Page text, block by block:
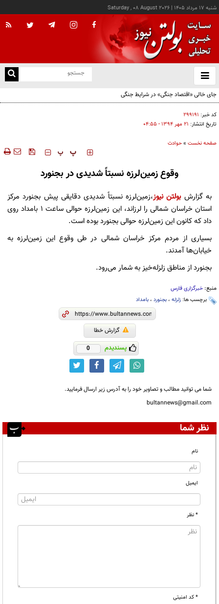
شنبه ۱۷ مرداد ۱۴۰۵ |
Saturday , 08 August 2026
باز
و
جای خالی «اقتصاد جنگی» در شرایط جنگی
کد خبر: ۲۹۹۱۹۱
تاریخ انتشار: ۲۱ مهر ۱۳۹۴ - ۰۴:۵۵
صفحه نخست »حوادث
‍‍‍ پ پ
وقوع زمین‌لرزه نسبتاً شدیدی در بجنورد
به گزارشبولتن نیوز،زمین‌لرزه نسبتاً شدیدی دقایقی پیش بجنورد مرکز
استان خراسان شمالی را لرزاند، این زمین‌لرزه حوالی ساعت 1 بامداد روی
داد که کانون این زمین‌لرزه حوالی بجنورد بوده است.
بسیاری از مردم مرکز خراسان شمالی در طی وقوع این زمین‌لرزه به
خیابان‌ها آمدند.
بجنورد از مناطق زلزله‌خیز به شمار می‌رود.
منبع: خبرگزاری فارس
برچسب ها: زلزله ، بجنورد ، بامداد
گزارش خطا
پسندیدم 0
شما می توانید مطالب و تصاویر خود را به آدرس زیر ارسال فرمایید.
bultannews@gmail.com
نظر شما
نام
ایمیل
* نظر
* کد امنیتی